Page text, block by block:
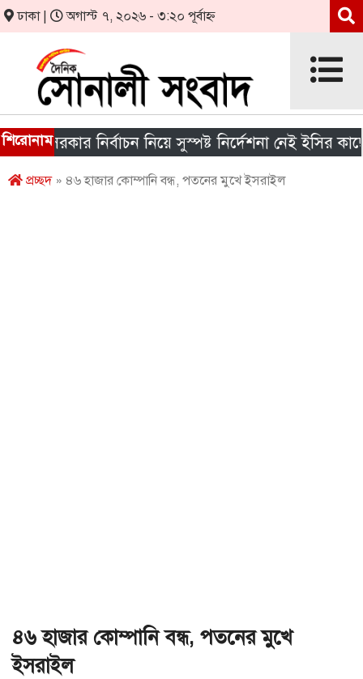
ঢাকা | অগাস্ট ৭, ২০২৬ - ৩:২০ পূর্বাহ্ন
শিরোনাম
সরকার নির্বাচন নিয়ে সুস্পষ্ট নির্দেশনা নেই ইসির কাছে
প্রচ্ছদ» ৪৬ হাজার কোম্পানি বন্ধ, পতনের মুখে ইসরাইল
৪৬ হাজার কোম্পানি বন্ধ, পতনের মুখে
ইসরাইল